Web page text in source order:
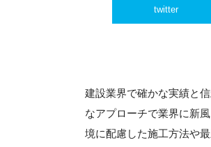
twitter
建設業界で確かな実績と
なアプローチで業界に新
境に配慮した施工方法や